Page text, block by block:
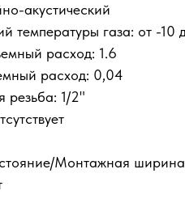
акустический
температуры газа: от -10
расход: 1.6
расход: 0,04
резьба: 1/2"
Монтажная